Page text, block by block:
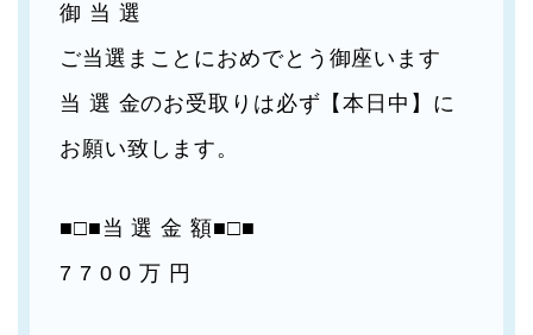
御 当 選
ご当選まことにおめでとう御座います
当 選 金のお受取りは必ず【本日中】に
お願い致します。
■□■当 選 金 額■□■
7 7 0 0 万 円